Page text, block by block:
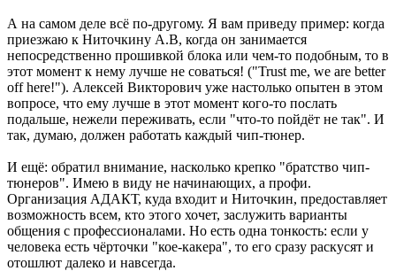
А на самом деле всё по-другому. Я вам приведу пример: когда
приезжаю к Ниточкину А.В, когда он занимается
непосредственно прошивкой блока или чем-то подобным, то в
этот момент к нему лучше не соваться! ("Trust me, we are better
off here!"). Алексей Викторович уже настолько опытен в этом
вопросе, что ему лучше в этот момент кого-то послать
подальше, нежели переживать, если "что-то пойдёт не так". И
так, думаю, должен работать каждый чип-тюнер.
И ещё: обратил внимание, насколько крепко "братство чип-
тюнеров". Имею в виду не начинающих, а профи.
Организация АДАКТ, куда входит и Ниточкин, предоставляет
возможность всем, кто этого хочет, заслужить варианты
общения с профессионалами. Но есть одна тонкость: если у
человека есть чёрточки "кое-какера", то его сразу раскусят и
отошлют далеко и навсегда.